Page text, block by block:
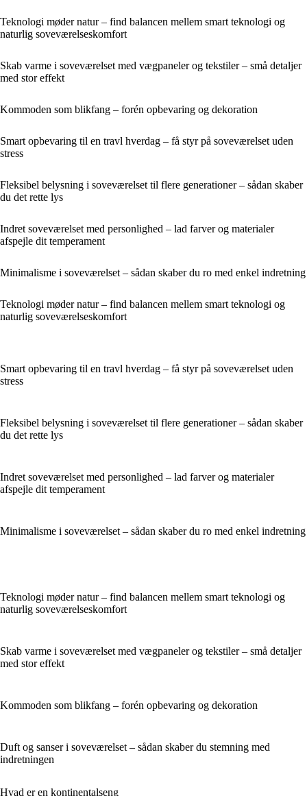
Teknologi møder natur – find balancen mellem smart teknologi og
naturlig soveværelseskomfort
Skab varme i soveværelset med vægpaneler og tekstiler – små detaljer
med stor effekt
Kommoden som blikfang – forén opbevaring og dekoration
Smart opbevaring til en travl hverdag – få styr på soveværelset uden
stress
Fleksibel belysning i soveværelset til flere generationer – sådan skaber
du det rette lys
Indret soveværelset med personlighed – lad farver og materialer
afspejle dit temperament
Minimalisme i soveværelset – sådan skaber du ro med enkel indretning
Teknologi møder natur – find balancen mellem smart teknologi og
naturlig soveværelseskomfort
Smart opbevaring til en travl hverdag – få styr på soveværelset uden
stress
Fleksibel belysning i soveværelset til flere generationer – sådan skaber
du det rette lys
Indret soveværelset med personlighed – lad farver og materialer
afspejle dit temperament
Minimalisme i soveværelset – sådan skaber du ro med enkel indretning
Teknologi møder natur – find balancen mellem smart teknologi og
naturlig soveværelseskomfort
Skab varme i soveværelset med vægpaneler og tekstiler – små detaljer
med stor effekt
Kommoden som blikfang – forén opbevaring og dekoration
Duft og sanser i soveværelset – sådan skaber du stemning med
indretningen
Hvad er en kontinentalseng